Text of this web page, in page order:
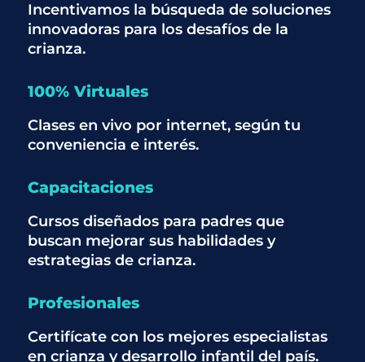
Incentivamos la búsqueda de soluciones
innovadoras para los desafíos de la
crianza.
100% Virtuales
Clases en vivo por internet, según tu
conveniencia e interés.
Capacitaciones
Cursos diseñados para padres que
buscan mejorar sus habilidades y
estrategias de crianza.
Profesionales
Certifícate con los mejores especialistas
en crianza y desarrollo infantil del país.